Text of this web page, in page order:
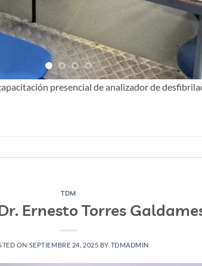
presencial de analizador de
TDM
Ernesto Torres
ON SEPTIEMBRE 24, 2025 BY TDMADMIN